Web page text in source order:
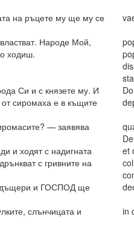
на ръцете му ще му се
Народе Мой,
ходиш.
Си и с князете му. И
сиромаха е в къщите
— заявява
и ходят с надигната
с гривните на
et
дъщери и ГОСПОД ще
слънчицата и
in